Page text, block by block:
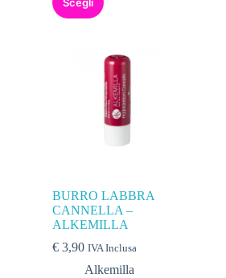
BURRO LABBRA
CANNELLA –
ALKEMILLA
€ 3,90 IVA Inclusa
Alkemilla